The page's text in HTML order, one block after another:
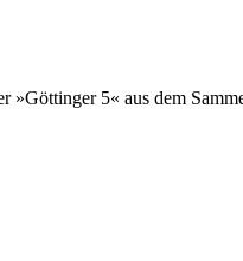
5« aus dem